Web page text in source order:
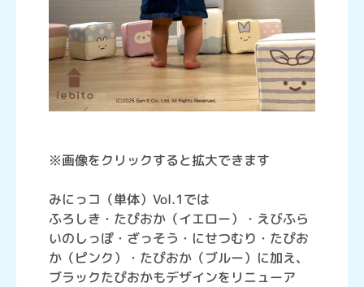
※画像をクリックすると拡大できます
みにっコ（単体）Vol.1では
ふろしき・たぴおか（イエロー）・えびふら
いのしっぽ・ざっそう・にせつむり・たぴお
か（ピンク）・たぴおか（ブルー）に加え、
ブラックたぴおかもデザインをリニューア